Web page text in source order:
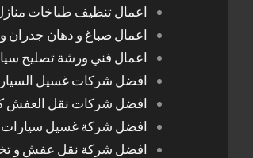
اعمال تنظيف طباخات
اعمال صباغ و دهان جدران
اعمال فني ورشة تصليح
افضل شركات غسيل
افضل شركات نقل العفش
افضل شركة غسيل سيارات
افضل شركة نقل عفش و